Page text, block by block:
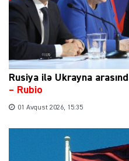
Rusiya ilə Ukrayna
– Rubio
01 Avqust 2026, 15:35